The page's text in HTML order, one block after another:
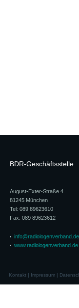
BDR-Geschäftsstelle
August-Exter-Straße 4
81245 München
Tel: 089 89623610
Fax: 089 89623612
info@radiologenverband.de
www.radiologenverband.de
Kontakt| Impressum|